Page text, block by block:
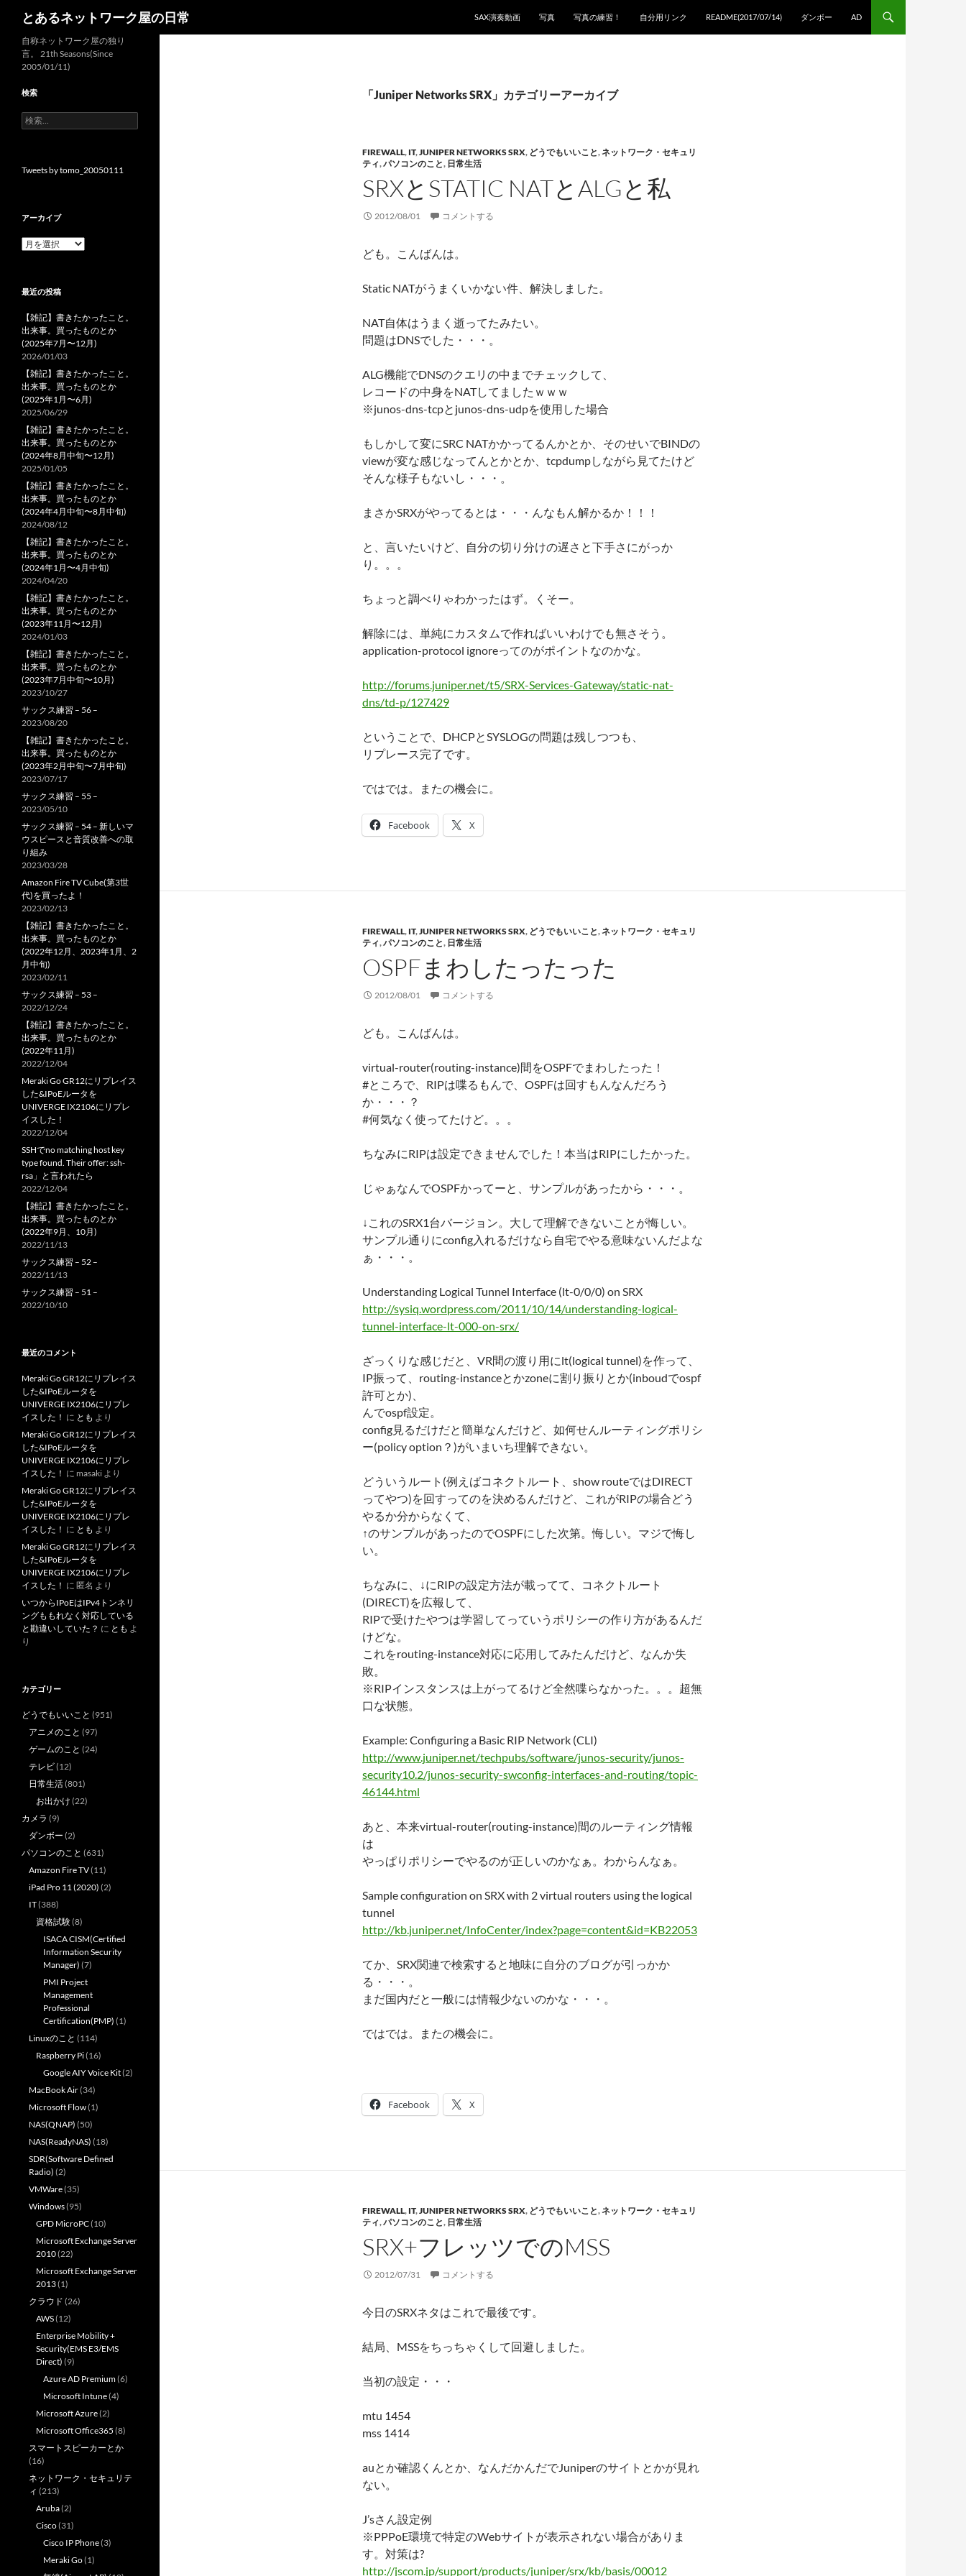
とあるネットワーク屋の日常 SAX演奏動画 写真 写真の練習！ 自分用リンク README(2017/07/14) ダンボー AD
「Juniper Networks SRX」カテゴリーアーカイブ
FIREWALL, IT,JUNIPER NETWORKS SRX, どうでもいいこと,ネットワーク・セキュリ
ティ,パソコンのこと, 日常生活
SRXとSTATIC NATとALGと私
2012/08/01 コメントする
ども。こんばんは。
Static NATがうまくいかない件、解決しました。
NAT自体はうまく逝ってたみたい。
問題はDNSでした・・・。
ALG機能でDNSのクエリの中までチェックして、
レコードの中身をNATしてましたｗｗｗ
※junos-dns-tcpとjunos-dns-udpを使用した場合
もしかして変にSRC NATかかってるんかとか、そのせいでBINDの
viewが変な感じなってんとかとか、tcpdumpしながら見てたけど
そんな様子もないし・・・。
まさかSRXがやってるとは・・・んなもん解かるか！！！
と、言いたいけど、自分の切り分けの遅さと下手さにがっか
り。。。
ちょっと調べりゃわかったはず。くそー。
解除には、単純にカスタムで作ればいいわけでも無さそう。
application-protocol ignoreってのがポイントなのかな。
http://forums.juniper.net/t5/SRX-Services-Gateway/static-nat-
dns/td-p/127429
ということで、DHCPとSYSLOGの問題は残しつつも、
リプレース完了です。
ではでは。またの機会に。
Facebook X
FIREWALL, IT,JUNIPER NETWORKS SRX, どうでもいいこと,ネットワーク・セキュリ
ティ,パソコンのこと, 日常生活
OSPFまわしたったった
2012/08/01 コメントする
ども。こんばんは。
virtual-router(routing-instance)間をOSPFでまわしたった！
#ところで、RIPは喋るもんで、OSPFは回すもんなんだろう
か・・・？
#何気なく使ってたけど。。。
ちなみにRIPは設定できませんでした！本当はRIPにしたかった。
じゃぁなんでOSPFかってーと、サンプルがあったから・・・。
↓これのSRX1台バージョン。大して理解できないことが悔しい。
サンプル通りにconfig入れるだけなら自宅でやる意味ないんだよな
ぁ・・・。
Understanding Logical Tunnel Interface (lt-0/0/0) on SRX
http://sysiq.wordpress.com/2011/10/14/understanding-logical-
tunnel-interface-lt-000-on-srx/
ざっくりな感じだと、VR間の渡り用にlt(logical tunnel)を作って、
IP振って、routing-instanceとかzoneに割り振りとか(inboudでospf
許可とか)、
んでospf設定。
config見るだけだと簡単なんだけど、如何せんルーティングポリシ
ー(policy option？)がいまいち理解できない。
どういうルート(例えばコネクトルート、show routeではDIRECT
ってやつ)を回すってのを決めるんだけど、これがRIPの場合どう
やるか分からなくて、
↑のサンプルがあったのでOSPFにした次第。悔しい。マジで悔し
い。
ちなみに、↓にRIPの設定方法が載ってて、コネクトルート
(DIRECT)を広報して、
RIPで受けたやつは学習してっていうポリシーの作り方があるんだ
けどな。
これをrouting-instance対応に応用してみたんだけど、なんか失
敗。
※RIPインスタンスは上がってるけど全然喋らなかった。。。超無
口な状態。
Example: Configuring a Basic RIP Network (CLI)
http://www.juniper.net/techpubs/software/junos-security/junos-
security10.2/junos-security-swconfig-interfaces-and-routing/topic-
46144.html
あと、本来virtual-router(routing-instance)間のルーティング情報
は
やっぱりポリシーでやるのが正しいのかなぁ。わからんなぁ。
Sample configuration on SRX with 2 virtual routers using the logical
tunnel
http://kb.juniper.net/InfoCenter/index?page=content&id=KB22053
てか、SRX関連で検索すると地味に自分のブログが引っかか
る・・・。
まだ国内だと一般には情報少ないのかな・・・。
ではでは。またの機会に。
Facebook X
FIREWALL, IT,JUNIPER NETWORKS SRX, どうでもいいこと,ネットワーク・セキュリ
ティ,パソコンのこと, 日常生活
SRX+フレッツでのMSS
2012/07/31 コメントする
今日のSRXネタはこれで最後です。
結局、MSSをちっちゃくして回避しました。
当初の設定・・・
mtu 1454
mss 1414
auとか確認くんとか、なんだかんだでJuniperのサイトとかが見れ
ない。
J’sさん設定例
※PPPoE環境で特定のWebサイトが表示されない場合がありま
す。対策は?
http://jscom.jp/support/products/juniper/srx/kb/basis/00012
自称ネットワーク屋の独り
言。 21th Seasons(Since
2005/01/11)
検索
検
索:
Tweets by tomo_20050111
アーカイブ
ア
ブ
最近の投稿
【雑記】書きたかったこと。
出来事。買ったものとか
(2025年7月〜12月)
2026/01/03
【雑記】書きたかったこと。
出来事。買ったものとか
(2025年1月〜6月)
2025/06/29
【雑記】書きたかったこと。
出来事。買ったものとか
(2024年8月中旬〜12月)
2025/01/05
【雑記】書きたかったこと。
出来事。買ったものとか
(2024年4月中旬〜8月中旬)
2024/08/12
【雑記】書きたかったこと。
出来事。買ったものとか
(2024年1月〜4月中旬)
2024/04/20
【雑記】書きたかったこと。
出来事。買ったものとか
(2023年11月〜12月)
2024/01/03
【雑記】書きたかったこと。
出来事。買ったものとか
(2023年7月中旬〜10月)
2023/10/27
サックス練習 – 56 –
2023/08/20
【雑記】書きたかったこと。
出来事。買ったものとか
(2023年2月中旬〜7月中旬)
2023/07/17
サックス練習 – 55 –
2023/05/10
サックス練習 – 54 – 新しいマ
ウスピースと音質改善への取
り組み
2023/03/28
Amazon Fire TV Cube(第3世
代)を買ったよ！
2023/02/13
【雑記】書きたかったこと。
出来事。買ったものとか
(2022年12月、2023年1月、2
月中旬)
2023/02/11
サックス練習 – 53 –
2022/12/24
【雑記】書きたかったこと。
出来事。買ったものとか
(2022年11月)
2022/12/04
Meraki Go GR12にリプレイス
した&IPoEルータを
UNIVERGE IX2106にリプレ
イスした！
2022/12/04
SSHでno matching host key
type found. Their offer: ssh-
rsa」と言われたら
2022/12/04
【雑記】書きたかったこと。
出来事。買ったものとか
(2022年9月、10月)
2022/11/13
サックス練習 – 52 –
2022/11/13
サックス練習 – 51 –
2022/10/10
最近のコメント
Meraki Go GR12にリプレイス
した&IPoEルータを
UNIVERGE IX2106にリプレ
イスした！ に とも より
Meraki Go GR12にリプレイス
した&IPoEルータを
UNIVERGE IX2106にリプレ
イスした！ に masaki より
Meraki Go GR12にリプレイス
した&IPoEルータを
UNIVERGE IX2106にリプレ
イスした！ に とも より
Meraki Go GR12にリプレイス
した&IPoEルータを
UNIVERGE IX2106にリプレ
イスした！ に 匿名 より
いつからIPoEはIPv4トンネリ
ングももれなく対応している
と勘違いしていた？ に とも よ
り
カテゴリー
どうでもいいこと (951)
アニメのこと (97)
ゲームのこと (24)
テレビ(12)
日常生活(801)
お出かけ (22)
カメラ (9)
ダンボー (2)
パソコンのこと (631)
Amazon Fire TV(11)
iPad Pro 11 (2020) (2)
IT(388)
資格試験(8)
ISACA CISM(Certified
Information Security
Manager) (7)
PMI Project
Management
Professional
Certification(PMP) (1)
Linuxのこと (114)
Raspberry Pi(16)
Google AIY Voice Kit(2)
MacBook Air(34)
Microsoft Flow(1)
NAS(QNAP) (50)
NAS(ReadyNAS) (18)
SDR(Software Defined
Radio) (2)
VMWare(35)
Windows(95)
GPD MicroPC(10)
Microsoft Exchange Server
2010(22)
Microsoft Exchange Server
2013(1)
クラウド (26)
AWS(12)
Enterprise Mobility +
Security(EMS E3/EMS
Direct) (9)
Azure AD Premium(6)
Microsoft Intune(4)
Microsoft Azure(2)
Microsoft Office365 (8)
スマートスピーカーとか
(16)
ネットワーク・セキュリテ
ィ (213)
Aruba(2)
Cisco(31)
Cisco IP Phone(3)
Meraki Go(1)